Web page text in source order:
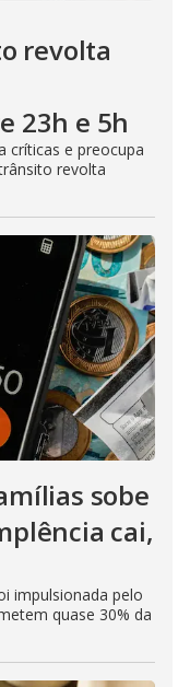
revolta
23h e 5h
críticas e preocupa
revolta
sobe
cai,
impulsionada pelo
quase 30% da